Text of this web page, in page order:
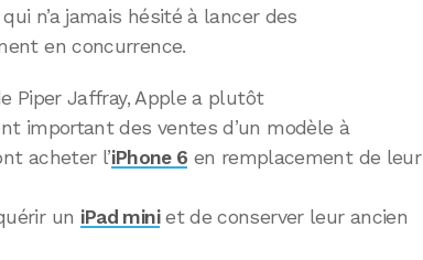
n’a jamais hésité à lancer des
en concurrence.
Piper Jaffray, Apple a plutôt
important des ventes d’un modèle à
acheter l’iPhone 6 en remplacement de leur
un iPad miniet de conserver leur ancien